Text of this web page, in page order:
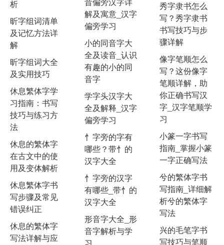
析
昕字组词清单
及记忆方法详
解
昕字组词大全
及实用技巧
休息繁体字学
习指南：书写
技巧与练习方
法
休息的繁体字
在古文中的使
用及变体解析
休息繁体字书
写步骤及常见
错误纠正
休息的繁体字
写法详解与应
解及寓意_汉字
偏旁学习
小的同音字大
全及读音_认识
有趣的小的同
音字
学字头汉字大
全及解释_汉字
偏旁学习
忄字旁的字有
哪些？带忄的
汉字大全
忄字旁的汉字
有哪些_带忄的
汉字大全
形音字大全_形
音字解析与学
秀字隶书怎么
写？秀字隶书
书写技巧与步
骤详解
像字笔顺怎么
写？这份像字
笔顺详解，助
你正确书写汉
字_汉字笔顺学
习
小篆一字书写
指南_掌握小篆
一字正确写法
兮的繁体字书
写指南_详细解
析兮的繁体字
写法
兴的毛笔字书
写技巧与笔顺